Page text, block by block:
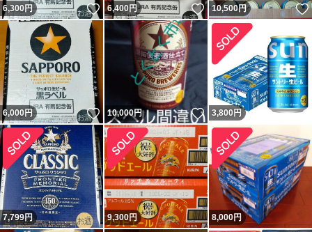
6,300円 いいね！
6,400円 いいね！
10,500円
6,000円 いいね！
10,000円 いいね！
3,800 円
7,799円 9,300円 8,000円